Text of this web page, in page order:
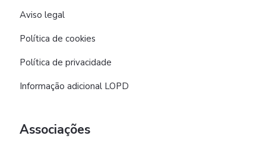
Aviso legal
Política de cookies
Política de privacidade
Informação adicional LOPD
Associações